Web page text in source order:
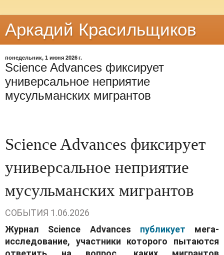
Аркадий Красильщиков
понедельник, 1 июня 2026 г.
Science Advances фиксирует
универсальное неприятие
мусульманских мигрантов
Science Advances фиксирует
универсальное неприятие
мусульманских мигрантов
СОБЫТИЯ 1.06.2026
Журнал Science Advances публикует мега-
исследование, участники которого пытаются